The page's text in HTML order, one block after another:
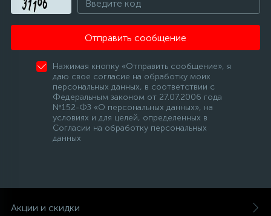
Отправить сообщение
Нажимая кнопку «Отправить сообщение», я
даю свое согласие на обработку моих
персональных данных, в соответствии с
Федеральным законом от 27.07.2006 года
№152-ФЗ «О персональных данных», на
условиях и для целей, определенных в
Согласии на обработку персональных
данных
Акции и скидки